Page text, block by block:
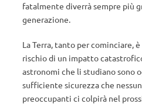
fatalmente diverrà sempre più
generazione.
La Terra, tanto per cominciare,
rischio di un impatto
astronomi che li studiano sono
sufficiente sicurezza che
preoccupanti ci colpirà nel